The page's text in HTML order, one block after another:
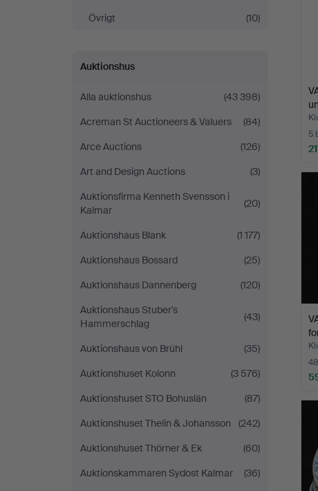
Övrigt
(10)
Auktionshus
Alla auktionshus
(43 398)
Acreman St Auctioneers & Valuers
(84)
Arce Auctions
(126)
Art and Design Auctions
(3)
Auktionsfirma Kenneth Svensson i
Kalmar
(20)
Auktionshaus Blank
(1 177)
Auktionshaus Bossard
(25)
Auktionshaus Dannenberg
(120)
Auktionshaus Stuber's
Hammerschlag
(43)
Auktionshaus von Brühl
(35)
Auktionshuset Kolonn
(3 576)
Auktionshuset STO Bohuslän
(87)
Auktionshuset Thelin & Johansson
(242)
Auktionshuset Thörner & Ek
(60)
Auktionskammaren Sydost Kalmar
(36)
5